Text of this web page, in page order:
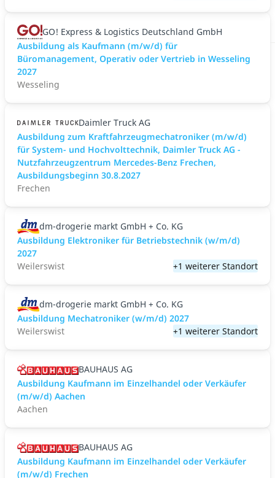
GO! Express & Logistics Deutschland GmbH
Ausbildung als Kaufmann (m/w/d) für
Büromanagement, Operativ oder Vertrieb in Wesseling
2027
Wesseling
Daimler Truck AG
Ausbildung zum Kraftfahrzeugmechatroniker (m/w/d)
für System- und Hochvolttechnik, Daimler Truck AG -
Nutzfahrzeugzentrum Mercedes-Benz Frechen,
Ausbildungsbeginn 30.8.2027
Frechen
dm-drogerie markt GmbH + Co. KG
Ausbildung Elektroniker für Betriebstechnik (w/m/d)
2027
Weilerswist
+1 weiterer Standort
dm-drogerie markt GmbH + Co. KG
Ausbildung Mechatroniker (w/m/d) 2027
Weilerswist
+1 weiterer Standort
BAUHAUS AG
Ausbildung Kaufmann im Einzelhandel oder Verkäufer
(m/w/d) Aachen
Aachen
BAUHAUS AG
Ausbildung Kaufmann im Einzelhandel oder Verkäufer
(m/w/d) Frechen